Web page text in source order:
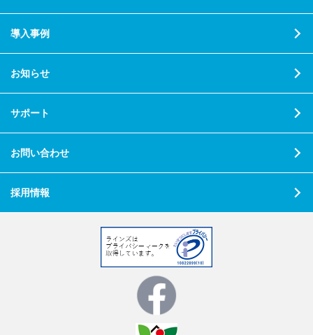
導入事例
お知らせ
サポート
お問い合わせ
採用情報